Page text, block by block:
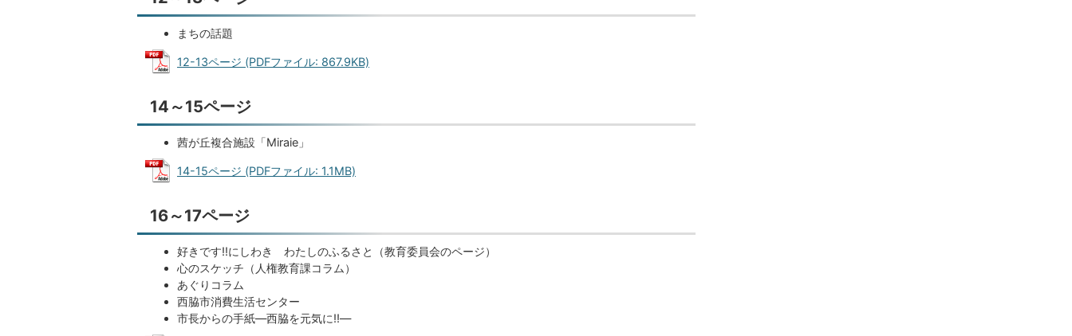
まちの話題
12-13ページ (PDFファイル: 867.9KB)
14～15ページ
茜が丘複合施設「Miraie」
14-15ページ (PDFファイル: 1.1MB)
16～17ページ
好きです!!にしわき わたしのふるさと（教育委員会のページ）
心のスケッチ（人権教育課コラム）
あぐりコラム
西脇市消費生活センター
市長からの手紙―西脇を元気に!!―